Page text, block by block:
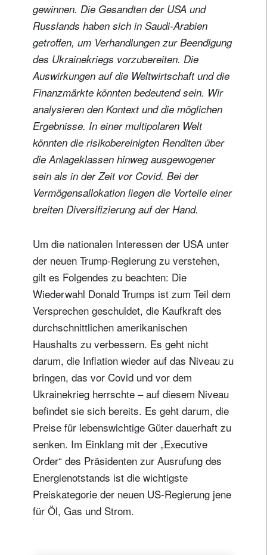
gewinnen. Die Gesandten der USA und
Russlands haben sich in Saudi-Arabien
getroffen, um Verhandlungen zur Beendigung
des Ukrainekriegs vorzubereiten. Die
Auswirkungen auf die Weltwirtschaft und die
Finanzmärkte könnten bedeutend sein. Wir
analysieren den Kontext und die möglichen
Ergebnisse. In einer multipolaren Welt
könnten die risikobereinigten Renditen über
die Anlageklassen hinweg ausgewogener
sein als in der Zeit vor Covid. Bei der
Vermögensallokation liegen die Vorteile einer
breiten Diversifizierung auf der Hand.
Um die nationalen Interessen der USA unter
der neuen Trump-Regierung zu verstehen,
gilt es Folgendes zu beachten: Die
Wiederwahl Donald Trumps ist zum Teil dem
Versprechen geschuldet, die Kaufkraft des
durchschnittlichen amerikanischen
Haushalts zu verbessern. Es geht nicht
darum, die Inflation wieder auf das Niveau zu
bringen, das vor Covid und vor dem
Ukrainekrieg herrschte – auf diesem Niveau
befindet sie sich bereits. Es geht darum, die
Preise für lebenswichtige Güter dauerhaft zu
senken. Im Einklang mit der „Executive
Order“ des Präsidenten zur Ausrufung des
Energienotstands ist die wichtigste
Preiskategorie der neuen US-Regierung jene
für Öl, Gas und Strom.